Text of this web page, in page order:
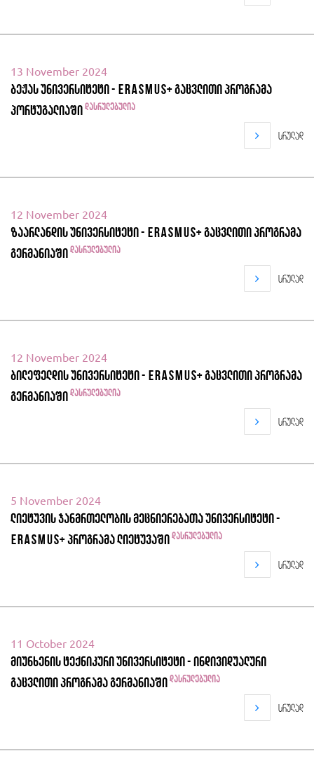
13 November 2024
ბეჟას უნივერსიტეტი - Erasmus+ გაცვლითი პროგრამა
პორტუგალიაში დასრულებულია
სრულად
12 November 2024
ზაარლანდის უნივერსიტეტი - Erasmus+ გაცვლითი პროგრამა
გერმანიაში დასრულებულია
სრულად
12 November 2024
ბილეფელდის უნივერსიტეტი - Erasmus+ გაცვლითი პროგრამა
გერმანიაში დასრულებულია
სრულად
5 November 2024
ლიეტუვის ჯანმრთელობის მეცნიერებათა უნივერსიტეტი -
Erasmus+ პროგრამა ლიეტუვაში დასრულებულია
სრულად
11 October 2024
მიუნხენის ტექნიკური უნივერსიტეტი - ინდივიდუალური
გაცვლითი პროგრამა გერმანიაში დასრულებულია
სრულად